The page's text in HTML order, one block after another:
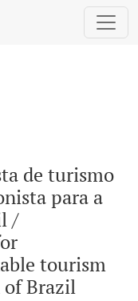
sustentável e
de turismo
para a
/
tourism
Brazil